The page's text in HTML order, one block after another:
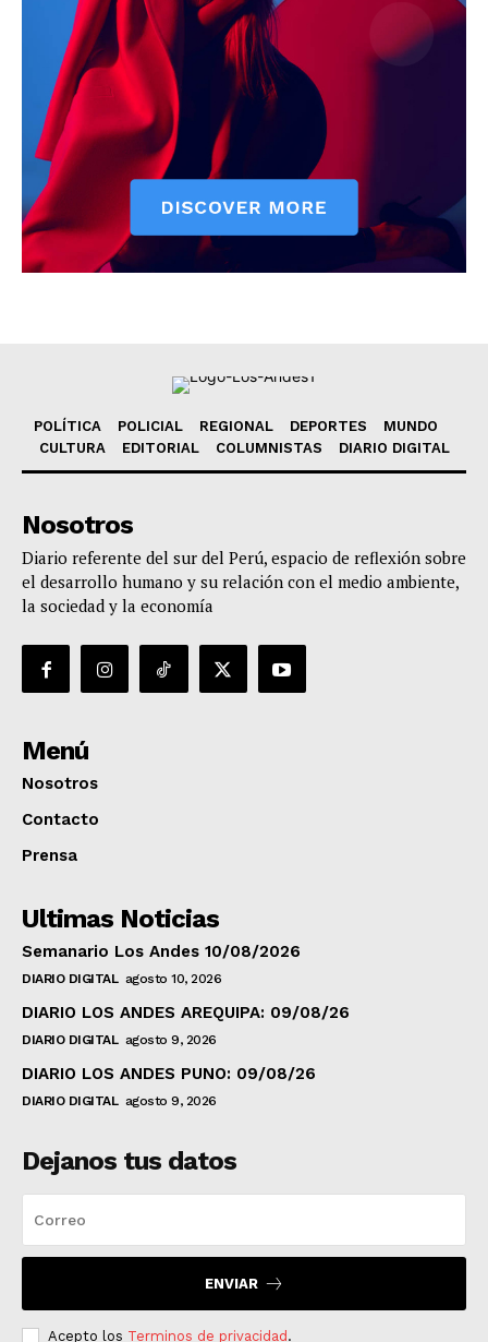
POLÍTICA POLICIAL REGIONAL DEPORTES
MUNDO
CULTURA
EDITORIAL COLUMNISTAS DIARIO DIGITAL
Nosotros
Diario referente del sur del Perú, espacio de reflexión sobre
el desarrollo humano y su relación con el medio ambiente,
la sociedad y la economía
Menú
Nosotros
Contacto
Prensa
Ultimas Noticias
Semanario Los Andes 10/08/2026
DIARIO DIGITAL agosto 10, 2026
DIARIO LOS ANDES AREQUIPA: 09/08/26
DIARIO DIGITAL agosto 9, 2026
DIARIO LOS ANDES PUNO: 09/08/26
DIARIO DIGITAL agosto 9, 2026
Dejanos tus datos
ENVIAR
Acepto los Terminos de privacidad.